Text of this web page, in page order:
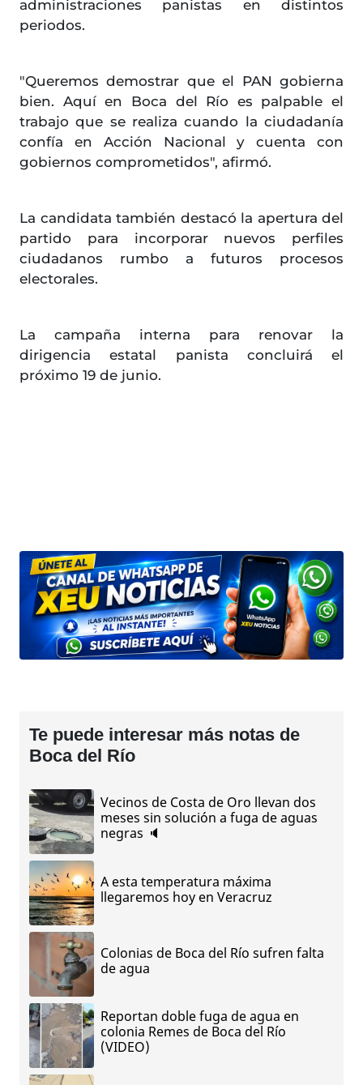
administraciones panistas en distintos
periodos.
"Queremos demostrar que el PAN gobierna
bien. Aquí en Boca del Río es palpable el
trabajo que se realiza cuando la ciudadanía
confía en Acción Nacional y cuenta con
gobiernos comprometidos", afirmó.
La candidata también destacó la apertura del
partido para incorporar nuevos perfiles
ciudadanos rumbo a futuros procesos
electorales.
La campaña interna para renovar la
dirigencia estatal panista concluirá el
próximo 19 de junio.
Te puede interesar más notas de
Boca del Río
Vecinos de Costa de Oro llevan dos
meses sin solución a fuga de aguas
negras 🔈
A esta temperatura máxima
llegaremos hoy en Veracruz
Colonias de Boca del Río sufren falta
de agua
Reportan doble fuga de agua en
colonia Remes de Boca del Río
(VIDEO)